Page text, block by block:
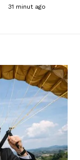
31 minut ago